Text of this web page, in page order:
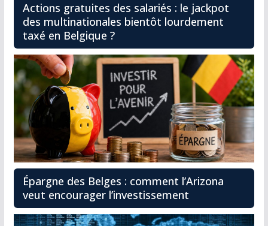
Actions gratuites des salariés : le jackpot
des multinationales bientôt lourdement
taxé en Belgique ?
Épargne des Belges : comment l’Arizona
veut encourager l’investissement